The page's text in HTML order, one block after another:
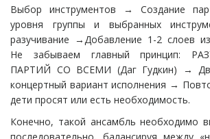
Выбор инструментов → Создание
уровня группы и выбранных
разучивание →Добавление 1-2 слоев
Не забываем главный принцип:
ПАРТИЙ СО ВСЕМИ (Даг Гудкин) →
концертный вариант исполнения →
дети просят или есть необходимость.
Конечно, такой ансамбль необходимо